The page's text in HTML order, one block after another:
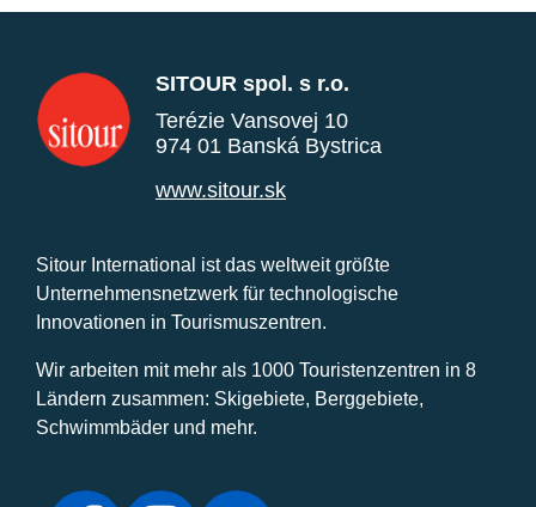
SITOUR spol. s r.o.
Terézie Vansovej 10
974 01 Banská Bystrica
www.sitour.sk
Sitour International ist das weltweit größte
Unternehmensnetzwerk für technologische
Innovationen in Tourismuszentren.
Wir arbeiten mit mehr als 1000 Touristenzentren in 8
Ländern zusammen: Skigebiete, Berggebiete,
Schwimmbäder und mehr.